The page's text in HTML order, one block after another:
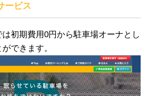
ービス
初期費用0円から駐車場オーナとし
できます。